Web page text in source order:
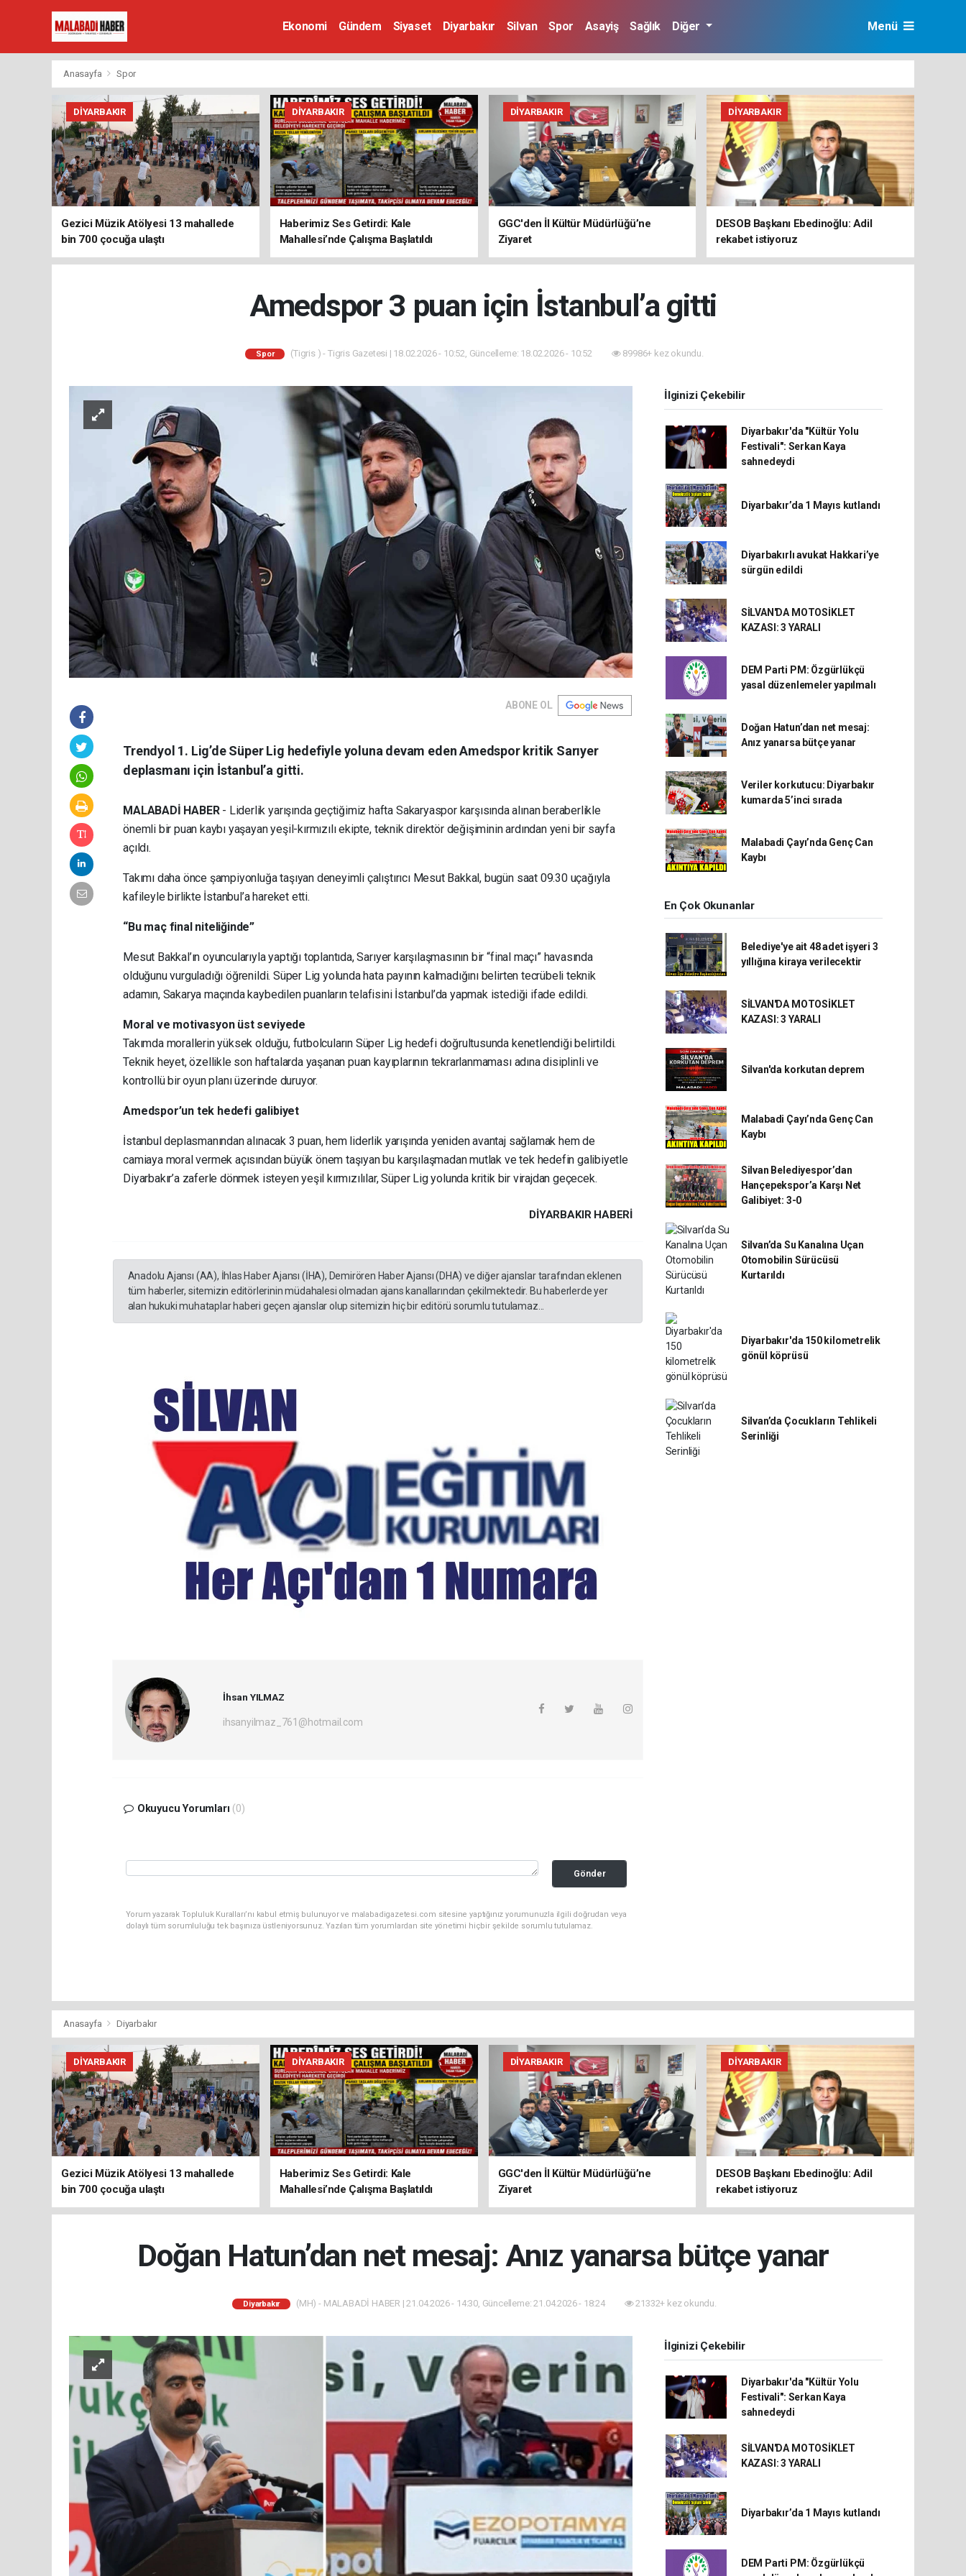
Ekonomi Gündem Siyaset Diyarbakır Silvan Spor Asayiş Sağlık Diğer Menü
Anasayfa Spor
DIYARBAKIR
Gezici Müzik Atölyesi 13 mahallede
bin 700 çocuğa ulaştı
DIYARBAKIR
Haberimiz Ses Getirdi: Kale
Mahallesi’nde Çalışma Başlatıldı
DIYARBAKIR
GGC'den İl Kültür Müdürlüğü’ne
Ziyaret
DIYARBAKIR
DESOB Başkanı Ebedinoğlu: Adil
rekabet istiyoruz
Amedspor 3 puan için İstanbul’a gitti
Spor (Tigris ) - Tigris Gazetesi | 18.02.2026 - 10:52, Güncelleme: 18.02.2026 - 10:52 89986+ kez okundu.
ABONE OL
Trendyol 1. Lig’de Süper Lig hedefiyle yoluna devam eden Amedspor kritik Sarıyer
deplasmanı için İstanbul’a gitti.
MALABADİ HABER- Liderlik yarışında geçtiğimiz hafta Sakaryaspor karşısında alınan beraberlikle
önemli bir puan kaybı yaşayan yeşil-kırmızılı ekipte, teknik direktör değişiminin ardından yeni bir sayfa
açıldı.
Takımı daha önce şampiyonluğa taşıyan deneyimli çalıştırıcı Mesut Bakkal, bugün saat 09.30 uçağıyla
kafileyle birlikte İstanbul’a hareket etti.
“Bu maç final niteliğinde”
Mesut Bakkal’ın oyuncularıyla yaptığı toplantıda, Sarıyer karşılaşmasının bir “final maçı” havasında
olduğunu vurguladığı öğrenildi. Süper Lig yolunda hata payının kalmadığını belirten tecrübeli teknik
adamın, Sakarya maçında kaybedilen puanların telafisini İstanbul’da yapmak istediği ifade edildi.
Moral ve motivasyon üst seviyede
Takımda morallerin yüksek olduğu, futbolcuların Süper Lig hedefi doğrultusunda kenetlendiği belirtildi.
Teknik heyet, özellikle son haftalarda yaşanan puan kayıplarının tekrarlanmaması adına disiplinli ve
kontrollü bir oyun planı üzerinde duruyor.
Amedspor’un tek hedefi galibiyet
İstanbul deplasmanından alınacak 3 puan, hem liderlik yarışında yeniden avantaj sağlamak hem de
camiaya moral vermek açısından büyük önem taşıyan bu karşılaşmadan mutlak ve tek hedefin galibiyetle
Diyarbakır’a zaferle dönmek isteyen yeşil kırmızılılar, Süper Lig yolunda kritik bir virajdan geçecek.
DIYARBAKIR HABERİ
Anadolu Ajansı (AA), İhlas Haber Ajansı (İHA), Demirören Haber Ajansı (DHA) ve diğer ajanslar tarafından eklenen
tüm haberler, sitemizin editörlerinin müdahalesi olmadan ajans kanallarından çekilmektedir. Bu haberlerde yer
alan hukuki muhataplar haberi geçen ajanslar olup sitemizin hiç bir editörü sorumlu tutulamaz...
İhsan YILMAZ
ihsanyilmaz_761@hotmail.com
Okuyucu Yorumları (0)
Gönder
Yorum yazarak Topluluk Kuralları’nı kabul etmiş bulunuyor ve malabadigazetesi.com sitesine yaptığınız yorumunuzla ilgili doğrudan veya
dolaylı tüm sorumluluğu tek başınıza üstleniyorsunuz. Yazılan tüm yorumlardan site yönetimi hiçbir şekilde sorumlu tutulamaz.
İlginizi Çekebilir
Diyarbakır'da "Kültür Yolu
Festivali": Serkan Kaya
sahnedeydi
Diyarbakır’da 1 Mayıs kutlandı
Diyarbakırlı avukat Hakkari’ye
sürgün edildi
SİLVAN'DA MOTOSİKLET
KAZASI: 3 YARALI
DEM Parti PM: Özgürlükçü
yasal düzenlemeler yapılmalı
Doğan Hatun’dan net mesaj:
Anız yanarsa bütçe yanar
Veriler korkutucu: Diyarbakır
kumarda 5’inci sırada
Malabadi Çayı’nda Genç Can
Kaybı
En Çok Okunanlar
Belediye'ye ait 48 adet işyeri 3
yıllığına kiraya verilecektir
SİLVAN'DA MOTOSİKLET
KAZASI: 3 YARALI
Silvan'da korkutan deprem
Malabadi Çayı’nda Genç Can
Kaybı
Silvan Belediyespor’dan
Hançepekspor’a Karşı Net
Galibiyet: 3-0
Silvan’da Su Kanalına Uçan
Otomobilin Sürücüsü
Kurtarıldı
Diyarbakır'da 150 kilometrelik
gönül köprüsü
Silvan’da Çocukların Tehlikeli
Serinliği
Anasayfa Diyarbakır
DIYARBAKIR
Gezici Müzik Atölyesi 13 mahallede
bin 700 çocuğa ulaştı
DIYARBAKIR
Haberimiz Ses Getirdi: Kale
Mahallesi’nde Çalışma Başlatıldı
DIYARBAKIR
GGC'den İl Kültür Müdürlüğü’ne
Ziyaret
DIYARBAKIR
DESOB Başkanı Ebedinoğlu: Adil
rekabet istiyoruz
Doğan Hatun’dan net mesaj: Anız yanarsa bütçe yanar
Diyarbakır (MH) - MALABADİ HABER | 21.04.2026 - 14:30, Güncelleme: 21.04.2026 - 18:24 21332+ kez okundu.
İlginizi Çekebilir
Diyarbakır'da "Kültür Yolu
Festivali": Serkan Kaya
sahnedeydi
SİLVAN'DA MOTOSİKLET
KAZASI: 3 YARALI
Diyarbakır’da 1 Mayıs kutlandı
DEM Parti PM: Özgürlükçü